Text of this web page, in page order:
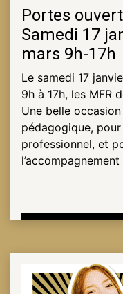
Portes
Samedi 17
mars 9h-17h
Le samedi 17
9h à 17h, les MFR
Une belle
pédagogique,
professionnel, et
l’accompagnement